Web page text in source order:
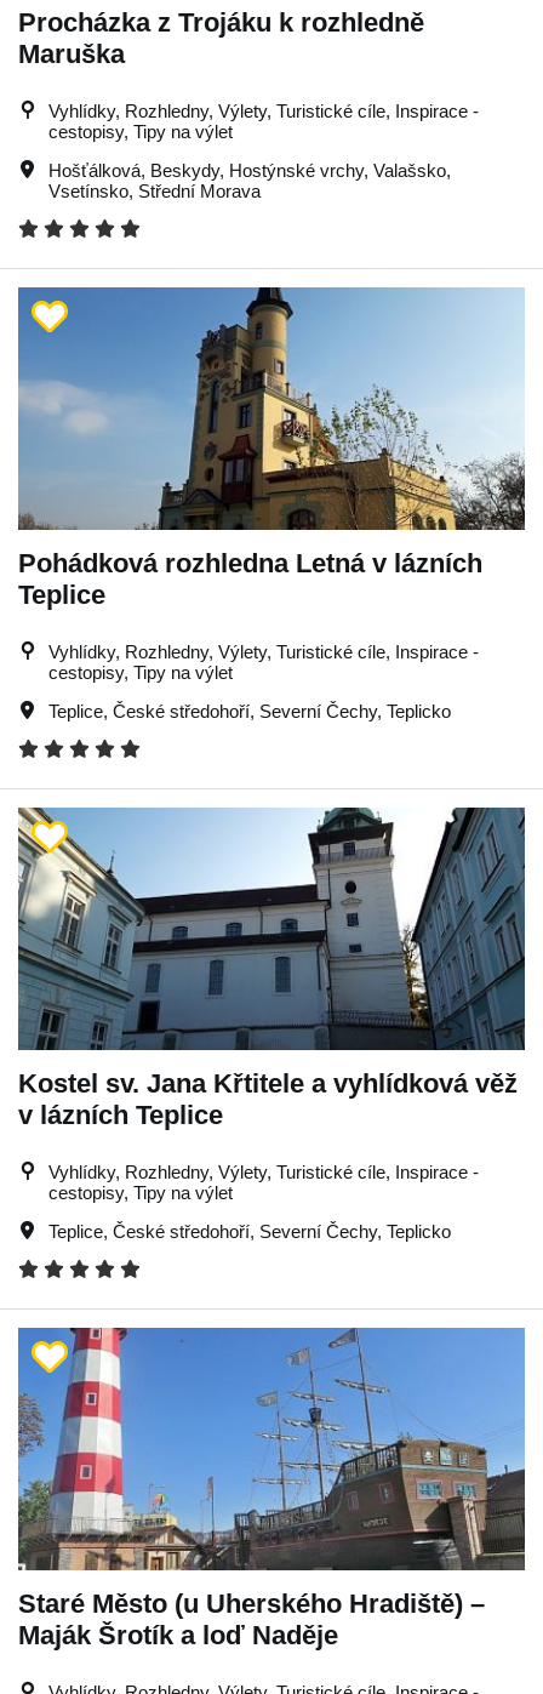
Procházka z Trojáku k rozhledně
Maruška
Vyhlídky, Rozhledny, Výlety, Turistické cíle, Inspirace -
cestopisy, Tipy na výlet
Hošťálková, Beskydy, Hostýnské vrchy, Valašsko,
Vsetínsko, Střední Morava
Pohádková rozhledna Letná v lázních
Teplice
Vyhlídky, Rozhledny, Výlety, Turistické cíle, Inspirace -
cestopisy, Tipy na výlet
Teplice, České středohoří, Severní Čechy, Teplicko
Kostel sv. Jana Křtitele a vyhlídková věž
v lázních Teplice
Vyhlídky, Rozhledny, Výlety, Turistické cíle, Inspirace -
cestopisy, Tipy na výlet
Teplice, České středohoří, Severní Čechy, Teplicko
Staré Město (u Uherského Hradiště) –
Maják Šrotík a loď Naděje